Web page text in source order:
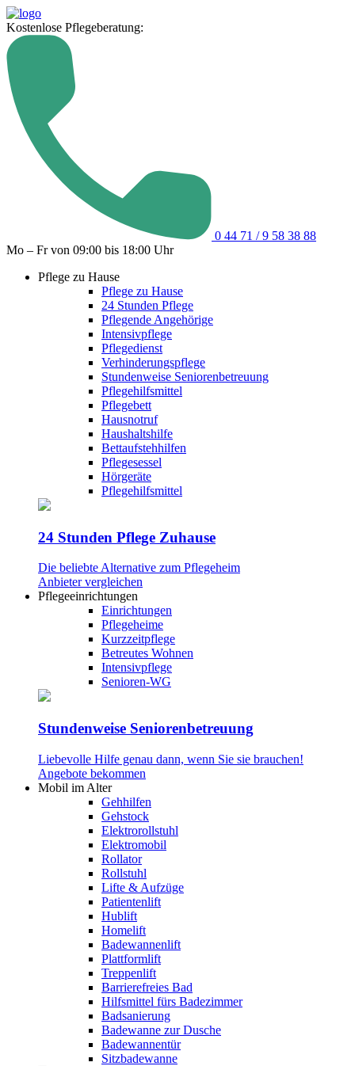
Kostenlose Pflegeberatung:
0 44 71 / 9 58 38 88
Mo – Fr von 09:00 bis 18:00 Uhr
Pflege zu Hause
Pflege zu Hause
24 Stunden Pflege
Pflegende Angehörige
Intensivpflege
Pflegedienst
Verhinderungspflege
Stundenweise Seniorenbetreuung
Pflegehilfsmittel
Pflegebett
Hausnotruf
Haushaltshilfe
Bettaufstehhilfen
Pflegesessel
Hörgeräte
Pflegehilfsmittel
24 Stunden Pflege Zuhause
Die beliebte Alternative zum Pflegeheim
Anbieter vergleichen
Pflegeeinrichtungen
Einrichtungen
Pflegeheime
Kurzzeitpflege
Betreutes Wohnen
Intensivpflege
Senioren-WG
Stundenweise Seniorenbetreuung
Liebevolle Hilfe genau dann, wenn Sie sie brauchen!
Angebote bekommen
Mobil im Alter
Gehhilfen
Gehstock
Elektrorollstuhl
Elektromobil
Rollator
Rollstuhl
Lifte & Aufzüge
Patientenlift
Hublift
Homelift
Badewannenlift
Plattformlift
Treppenlift
Barrierefreies Bad
Hilfsmittel fürs Badezimmer
Badsanierung
Badewanne zur Dusche
Badewannentür
Sitzbadewanne